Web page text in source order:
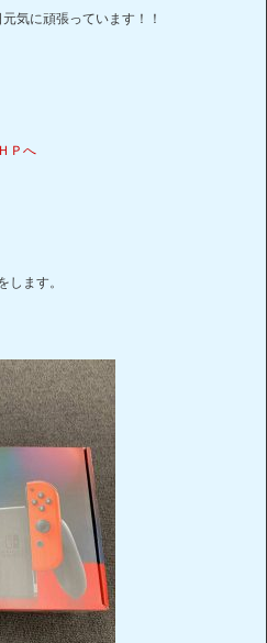
気に頑張っています！！
Ｐへ
します。